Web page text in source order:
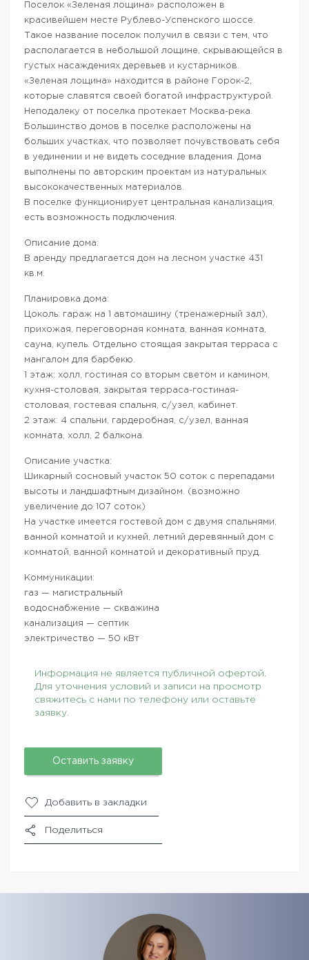
Поселок «Зеленая лощина» расположен в
красивейшем месте Рублево-Успенского шоссе.
Такое название поселок получил в связи с тем, что
располагается в небольшой лощине, скрывающейся в
густых насаждениях деревьев и кустарников.
«Зеленая лощина» находится в районе Горок-2,
которые славятся своей богатой инфраструктурой.
Неподалеку от поселка протекает Москва-река.
Большинство домов в поселке расположены на
больших участках, что позволяет почувствовать себя
в уединении и не видеть соседние владения. Дома
выполнены по авторским проектам из натуральных
высококачественных материалов.
В поселке функционирует центральная канализация,
есть возможность подключения.
Описание дома:
В аренду предлагается дом на лесном участке 431
кв.м.
Планировка дома:
Цоколь: гараж на 1 автомашину (тренажерный зал),
прихожая, переговорная комната, ванная комната,
сауна, купель. Отдельно стоящая закрытая терраса с
мангалом для барбекю.
1 этаж: холл, гостиная со вторым светом и камином,
кухня-столовая, закрытая терраса-гостиная-
столовая, гостевая спальня, с/узел, кабинет.
2 этаж: 4 спальни, гардеробная, с/узел, ванная
комната, холл, 2 балкона.
Описание участка:
Шикарный сосновый участок 50 соток с перепадами
высоты и ландшафтным дизайном. (возможно
увеличение до 107 соток)
На участке имеется гостевой дом с двумя спальнями,
ванной комнатой и кухней, летний деревянный дом с
комнатой, ванной комнатой и декоративный пруд.
Коммуникации:
газ — магистральный
водоснабжение — скважина
канализация — септик
электричество — 50 кВт
Информация не является публичной офертой.
Для уточнения условий и записи на просмотр
свяжитесь с нами по телефону или оставьте
заявку.
Оставить заявку
Добавить в закладки
Поделиться